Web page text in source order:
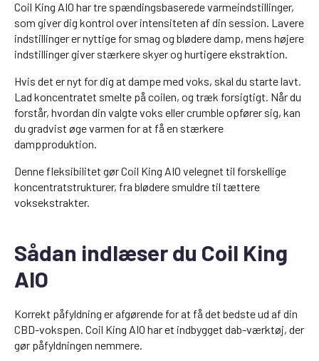
Coil King AIO har tre spændingsbaserede varmeindstillinger,
som giver dig kontrol over intensiteten af din session. Lavere
indstillinger er nyttige for smag og blødere damp, mens højere
indstillinger giver stærkere skyer og hurtigere ekstraktion.
Hvis det er nyt for dig at dampe med voks, skal du starte lavt.
Lad koncentratet smelte på coilen, og træk forsigtigt. Når du
forstår, hvordan din valgte voks eller crumble opfører sig, kan
du gradvist øge varmen for at få en stærkere
dampproduktion.
Denne fleksibilitet gør Coil King AIO velegnet til forskellige
koncentratstrukturer, fra blødere smuldre til tættere
voksekstrakter.
Sådan indlæser du Coil King
AIO
Korrekt påfyldning er afgørende for at få det bedste ud af din
CBD-vokspen. Coil King AIO har et indbygget dab-værktøj, der
gør påfyldningen nemmere.